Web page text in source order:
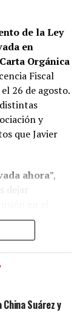
fuertemente
buscaba
la afirmación
considerado
en
Rosada y la
“Hubo mucho
(Santa
Passalacqua
tuvimos
permitió
Infobae.
de la Ley
en
Orgánica
Fiscal
26 de agosto.
y
que Javier
ahora”,
dejar
semanas los
dos
Suárez y